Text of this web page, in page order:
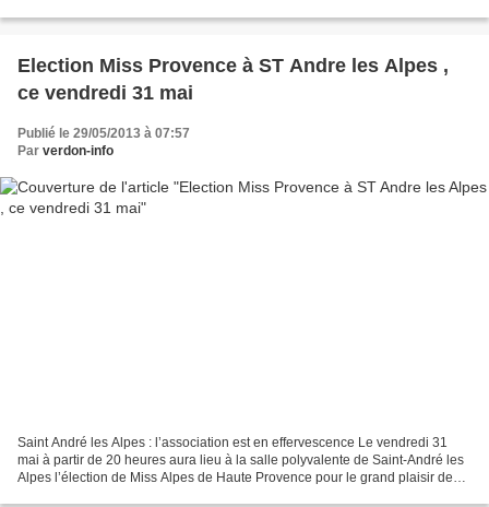
Election Miss Provence à ST Andre les Alpes ,
ce vendredi 31 mai
Publié le 29/05/2013 à 07:57
Par verdon-info
Saint André les Alpes : l’association est en effervescence Le vendredi 31
mai à partir de 20 heures aura lieu à la salle polyvalente de Saint-André les
Alpes l’élection de Miss Alpes de Haute Provence pour le grand plaisir de